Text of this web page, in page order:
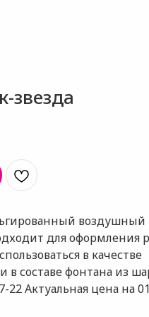
звезда
для оформления
в качестве
в составе фонтана из
22 Актуальная цена на